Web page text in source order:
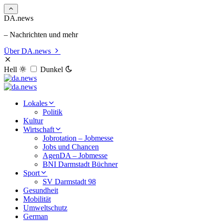
DA.news
– Nachrichten und mehr
Über DA.news
Hell Dunkel
Lokales
Politik
Kultur
Wirtschaft
Jobrotation – Jobmesse
Jobs und Chancen
AgenDA – Jobmesse
BNI Darmstadt Büchner
Sport
SV Darmstadt 98
Gesundheit
Mobilität
Umweltschutz
German